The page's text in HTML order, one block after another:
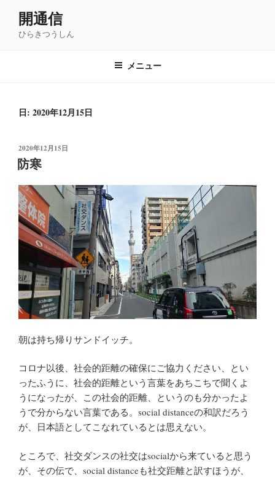
開通信
ひらきつうしん
メニュー
日: 2020年12月15日
投
稿
日:
2020年12月15日
防寒
朝は持ち帰りサンドイッチ。
コロナ以後、社会的距離の確保にご協力ください、とい
ったふうに、社会的距離という言葉をあちこちで聞くよ
うになったが、この社会的距離、というのも分かったよ
うで分からない言葉である。social distanceの和訳だろう
が、日本語としてこなれているとは思えない。
ところで、社交ダンスの社交はsocialから来ていると思う
が、その伝で、social distanceも社交距離と訳すほうが、